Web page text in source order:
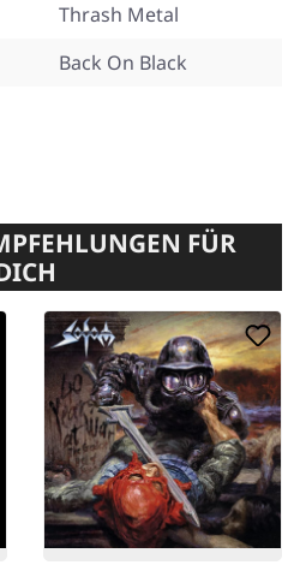
Thrash Metal
Back On Black
FÜR